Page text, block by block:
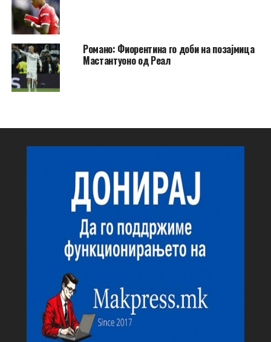
Романо: Фиорентина го доби на позајмица
Мастантуоно од Реал